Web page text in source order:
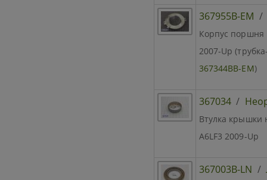
367955B-EM
Корпус поршня
2007-Up
367344BB-EM)
367034 /
Втулка крышки
A6LF3 2009-Up
367003B-LN /